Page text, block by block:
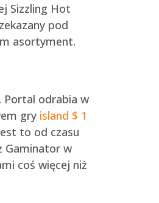
Sizzling Hot
pod
asortyment.
Portal odrabia w
gry island $ 1
to od czasu
Gaminator w
coś więcej niż